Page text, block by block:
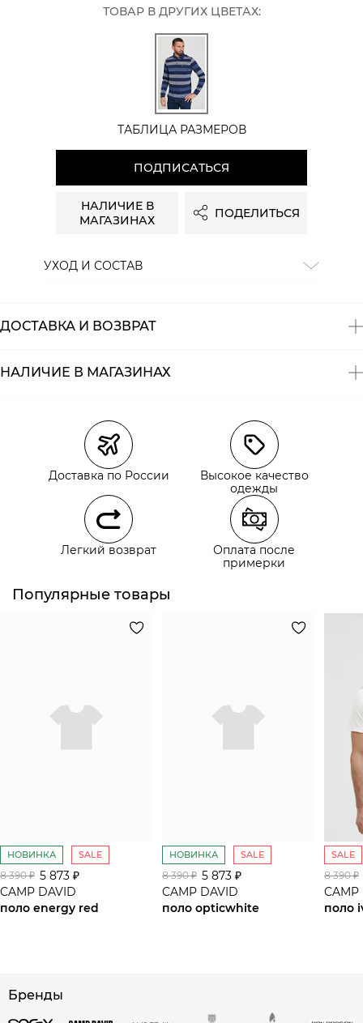
ТОВАР В ДРУГИХ ЦВЕТАХ:
ТАБЛИЦА РАЗМЕРОВ
ПОДПИСАТЬСЯ
НАЛИЧИЕ В
МАГАЗИНАХ
ПОДЕЛИТЬСЯ
УХОД И СОСТАВ
ДОСТАВКА И ВОЗВРАТ
Курьерская доставка СДЭК
Самовывоз из пункта выдачи СДЭК
Самовывоз из наших магазинов
Курьерская доставка СДЭК
Самовывоз из пункта выдачи СДЭК
НАЛИЧИЕ В МАГАЗИНАХ
Доставка по России
Высокое качество
одежды
Легкий возврат
Оплата после
примерки
Популярные товары
НОВИНКА SALE
8 390 ₽ 5 873 ₽
CAMP DAVID
поло energy red
НОВИНКА SALE
8 390 ₽ 5 873 ₽
CAMP DAVID
поло opticwhite
SALE
8 390 ₽
CAMP
поло
Бренды